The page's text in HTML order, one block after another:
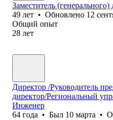
Заместитель
49 лет • Обновлено 12
Общий опыт
28 лет
Директор /Руководитель
директор/Региональный
Инженер
64 года • Был 10 марта •